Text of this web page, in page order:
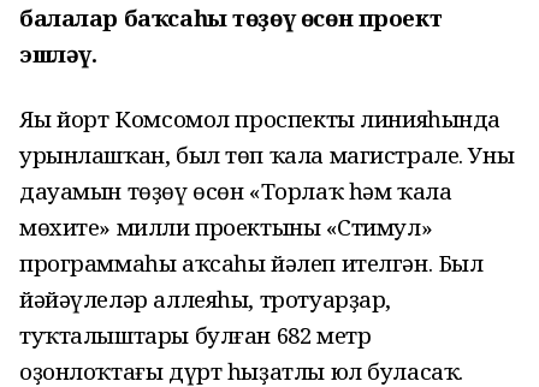
балалар баҡсаһы төҙөү өсөн проект
эшләү.
Яңы йорт Комсомол проспекты линияһында
урынлашҡан, был төп ҡала магистрале. Уның
дауамын төҙөү өсөн «Торлаҡ һәм ҡала
мөхите» милли проектының «Стимул»
программаһы аҡсаһы йәлеп ителгән. Был
йәйәүлеләр аллеяһы, тротуарҙар,
туҡталыштары булған 682 метр
оҙонлоҡтағы дүрт һыҙатлы юл буласаҡ.